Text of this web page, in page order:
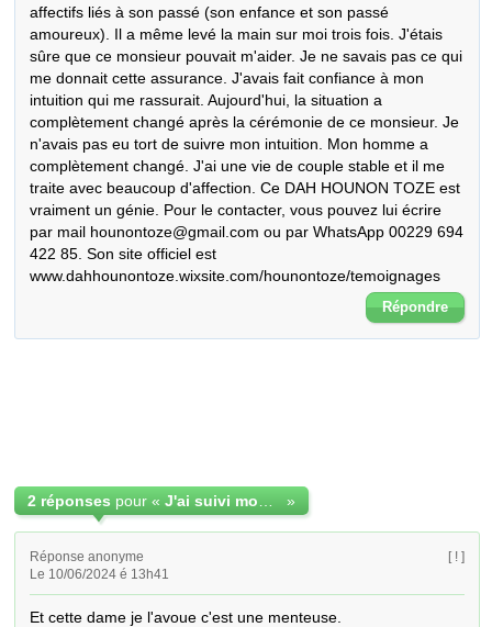
affectifs liés à son passé (son enfance et son passé
amoureux). Il a même levé la main sur moi trois fois. J'étais
sûre que ce monsieur pouvait m'aider. Je ne savais pas ce qui
me donnait cette assurance. J'avais fait confiance à mon
intuition qui me rassurait. Aujourd'hui, la situation a
complètement changé après la cérémonie de ce monsieur. Je
n'avais pas eu tort de suivre mon intuition. Mon homme a
complètement changé. J'ai une vie de couple stable et il me
traite avec beaucoup d'affection. Ce DAH HOUNON TOZE est
vraiment un génie. Pour le contacter, vous pouvez lui écrire
par mail hounontoze@gmail.com ou par WhatsApp 00229 694
422 85. Son site officiel est
www.dahhounontoze.wixsite.com/hounontoze/temoignages
Répondre
2 réponses pour « »
Réponse anonyme
Le 10/06/2024 é 13h41
[ ! ]
Et cette dame je l'avoue c'est une menteuse.